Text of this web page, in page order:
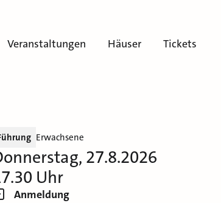
Veranstaltungen Häuser Tickets
Erwachsene
27.8.2026
Uhr
Anmeldung